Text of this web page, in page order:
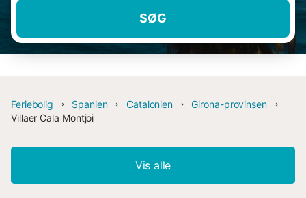
SØG
Feriebolig Spanien Catalonien
Girona-provinsen
Villaer Cala Montjoi
Vis alle